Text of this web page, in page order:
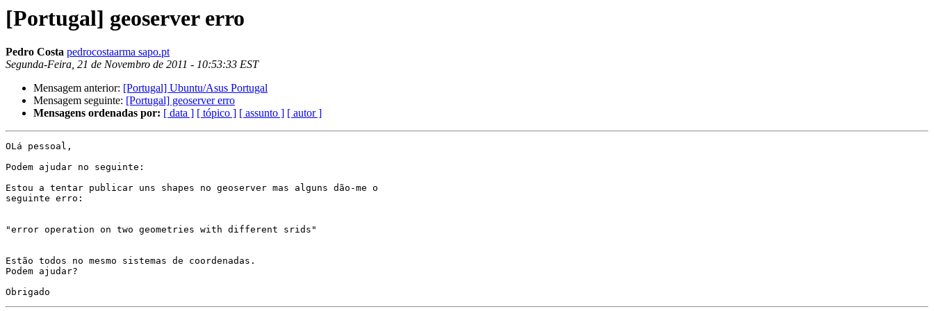
[Portugal] geoserver erro
Pedro Costa pedrocostaarma sapo.pt
Segunda-Feira, 21 de Novembro de 2011 - 10:53:33 EST
Mensagem anterior: [Portugal] Ubuntu/Asus Portugal
Mensagem seguinte: [Portugal] geoserver erro
Mensagens ordenadas por: [ data ] [ tópico ] [ assunto ] [ autor ]
OLá pessoal,
Podem ajudar no seguinte:
Estou a tentar publicar uns shapes no geoserver mas alguns dão-me o
seguinte erro:
"error operation on two geometries with different srids"
Estão todos no mesmo sistemas de coordenadas.
Podem ajudar?